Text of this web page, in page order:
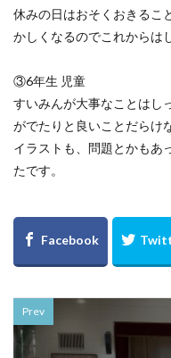
休みの日はおそくおきるこ
かしくなるのでこれからは
③6年生 児童
すいみんが大事なことはし
がでたりと良いことだらけ
イラストも、問題とかもあ
たです。
Prev